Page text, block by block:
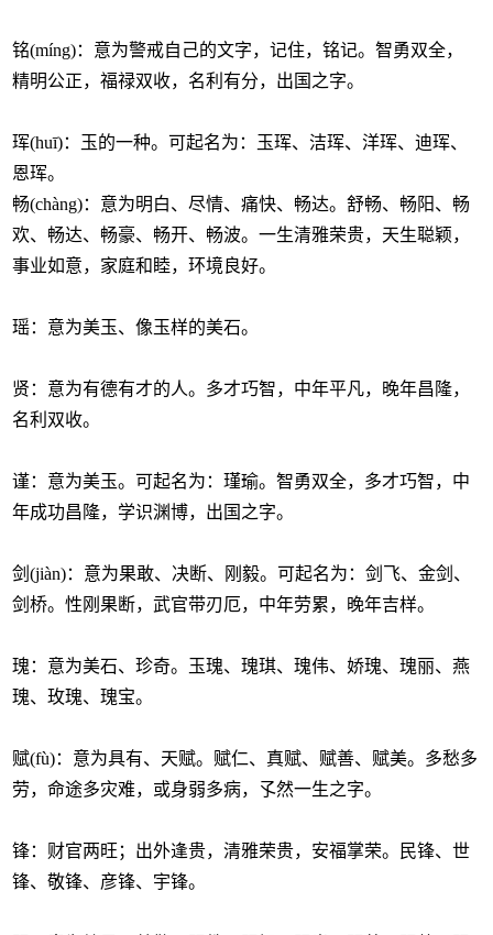
铭(míng)：意为警戒自己的文字，记住，铭记。智勇双全，
精明公正，福禄双收，名利有分，出国之字。
珲(huī)：玉的一种。可起名为：玉珲、洁珲、洋珲、迪珲、
恩珲。
畅(chàng)：意为明白、尽情、痛快、畅达。舒畅、畅阳、畅
欢、畅达、畅豪、畅开、畅波。一生清雅荣贵，天生聪颖，
事业如意，家庭和睦，环境良好。
瑶：意为美玉、像玉样的美石。
贤：意为有德有才的人。多才巧智，中年平凡，晚年昌隆，
名利双收。
谨：意为美玉。可起名为：瑾瑜。智勇双全，多才巧智，中
年成功昌隆，学识渊博，出国之字。
剑(jiàn)：意为果敢、决断、刚毅。可起名为：剑飞、金剑、
剑桥。性刚果断，武官带刃厄，中年劳累，晚年吉样。
瑰：意为美石、珍奇。玉瑰、瑰琪、瑰伟、娇瑰、瑰丽、燕
瑰、玫瑰、瑰宝。
赋(fù)：意为具有、天赋。赋仁、真赋、赋善、赋美。多愁多
劳，命途多灾难，或身弱多病，孓然一生之字。
锋：财官两旺；出外逢贵，清雅荣贵，安福掌荣。民锋、世
锋、敬锋、彦锋、宇锋。